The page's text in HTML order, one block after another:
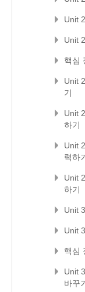
Unit
Unit
핵심
Unit
기
Unit
하기
Unit
력하
Unit
하기
Unit
Unit
핵심
Unit
바꾸